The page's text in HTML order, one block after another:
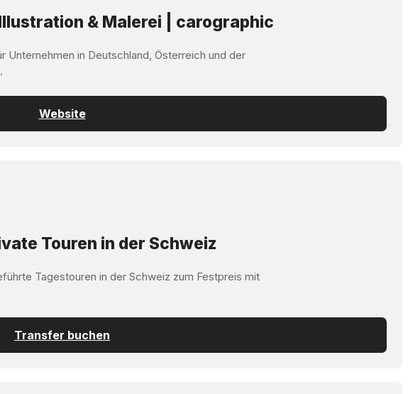
& Malerei | carographic
in Deutschland, Österreich und der
Website
Touren in der Schweiz
Tagestouren in der Schweiz zum Festpreis mit
Transfer buchen